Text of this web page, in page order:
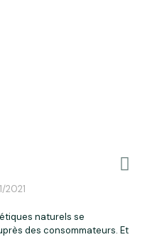
2021
naturels se
des consommateurs. Et